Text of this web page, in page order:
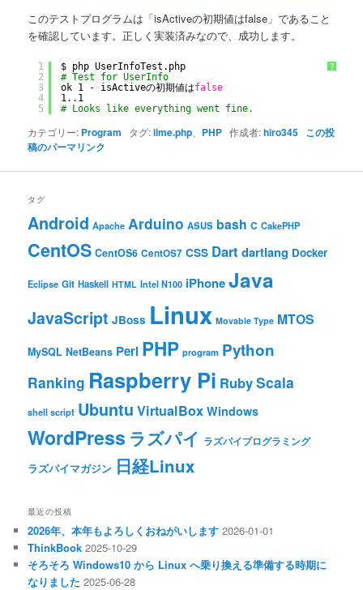
このテストプログラムは「isActiveの初期値はfalse」であること
を確認しています。正しく実装済みなので、成功します。
?
1
2
3
4
5
$ php UserInfoTest.php
# Test for UserInfo
ok 1 - isActiveの初期値はfalse
1..1
# Looks like everything
カテゴリー: Program タグ:lime.php PHP 作成者:hiro345 この投
稿のパーマリンク
タグ
Android Apache Arduino ASUS bash C CakePHP
CentOS CentOS6 CentOS7 CSS Dart dartlang Docker
Eclipse Git Haskell HTML Intel N100 iPhoneJava
JavaScript JBoss Linux Movable Type MTOS
MySQL NetBeans Perl PHP program Python
Ranking Raspberry Pi RubyScala
shell script Ubuntu VirtualBox Windows
WordPress ラズパイ ラズパイプログラミング
ラズパイマガジン 日経Linux
最近の投稿
2026年、本年もよろしくおねがいします 2026-01-01
ThinkBook 2025-10-29
そろそろ Windows10 から Linux へ乗り換える準備する時期に
なりました 2025-06-28